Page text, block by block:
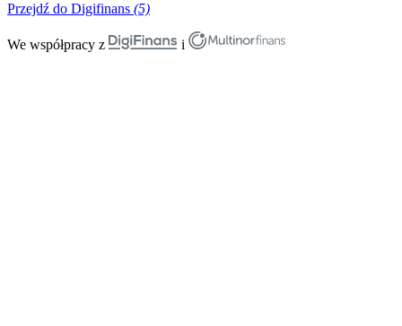
Przejdź do Digifinans (5)
We współpracy z i